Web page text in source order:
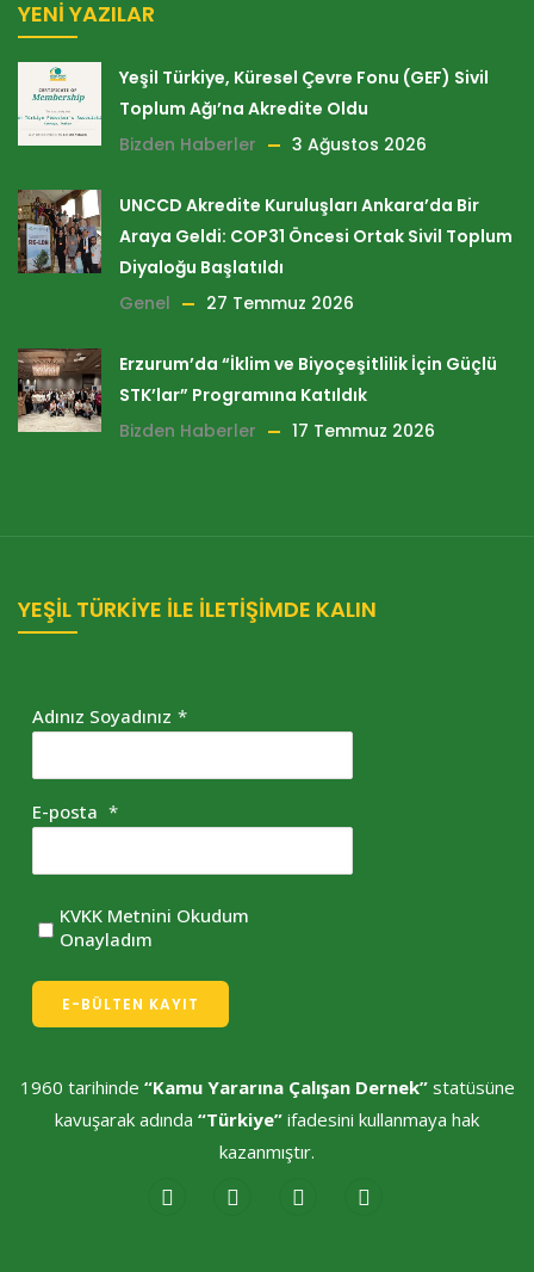
YENI YAZILAR
Yeşil Türkiye, Küresel Çevre Fonu (GEF) Sivil
Toplum Ağı’na Akredite Oldu
Bizden Haberler
3 Ağustos 2026
UNCCD Akredite Kuruluşları Ankara’da Bir
Araya Geldi: COP31 Öncesi Ortak Sivil Toplum
Diyaloğu Başlatıldı
Genel
27 Temmuz 2026
Erzurum’da “İklim ve Biyoçeşitlilik İçin Güçlü
STK’lar” Programına Katıldık
Bizden Haberler
17 Temmuz 2026
YEŞİL TÜRKİYE İLE İLETİŞİMDE KALIN
Adınız Soyadınız *
E-posta *
KVKK Metnini Okudum
Onayladım
E-BÜLTEN KAYIT
1960 tarihinde “Kamu Yararına Çalışan Dernek”statüsüne
kavuşarak adında “Türkiye” ifadesini kullanmaya hak
kazanmıştır.